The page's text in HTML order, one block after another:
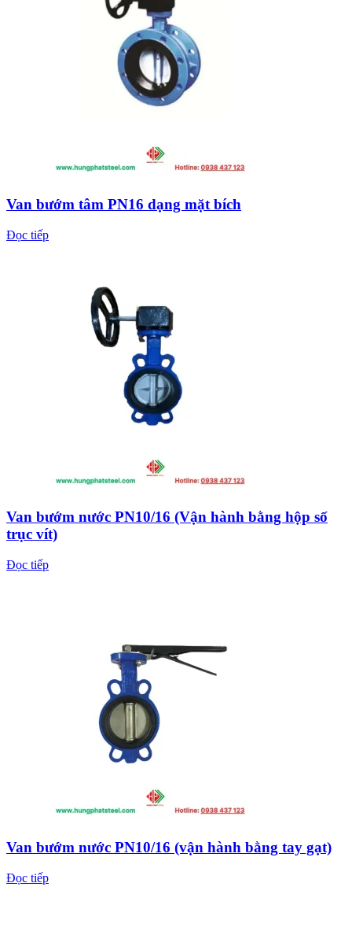
Van bướm tâm PN16 dạng mặt bích
Đọc tiếp
Van bướm nước PN10/16 (Vận hành bằng hộp số
trục vít)
Đọc tiếp
Van bướm nước PN10/16 (vận hành bằng tay gạt)
Đọc tiếp